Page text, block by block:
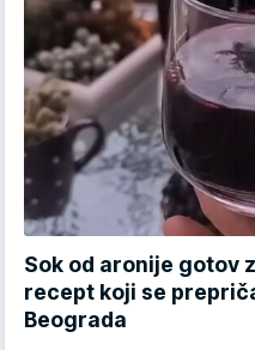
Sok od aronije gotov
recept koji se
Beograda